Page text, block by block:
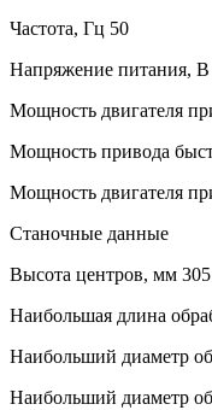
Частота, Гц 50
Напряжение питания, В
Мощность двигателя
Мощность привода
Мощность двигателя
Станочные данные
Высота центров, мм 305
Наибольшая длина
Наибольший диаметр
Наибольший диаметр